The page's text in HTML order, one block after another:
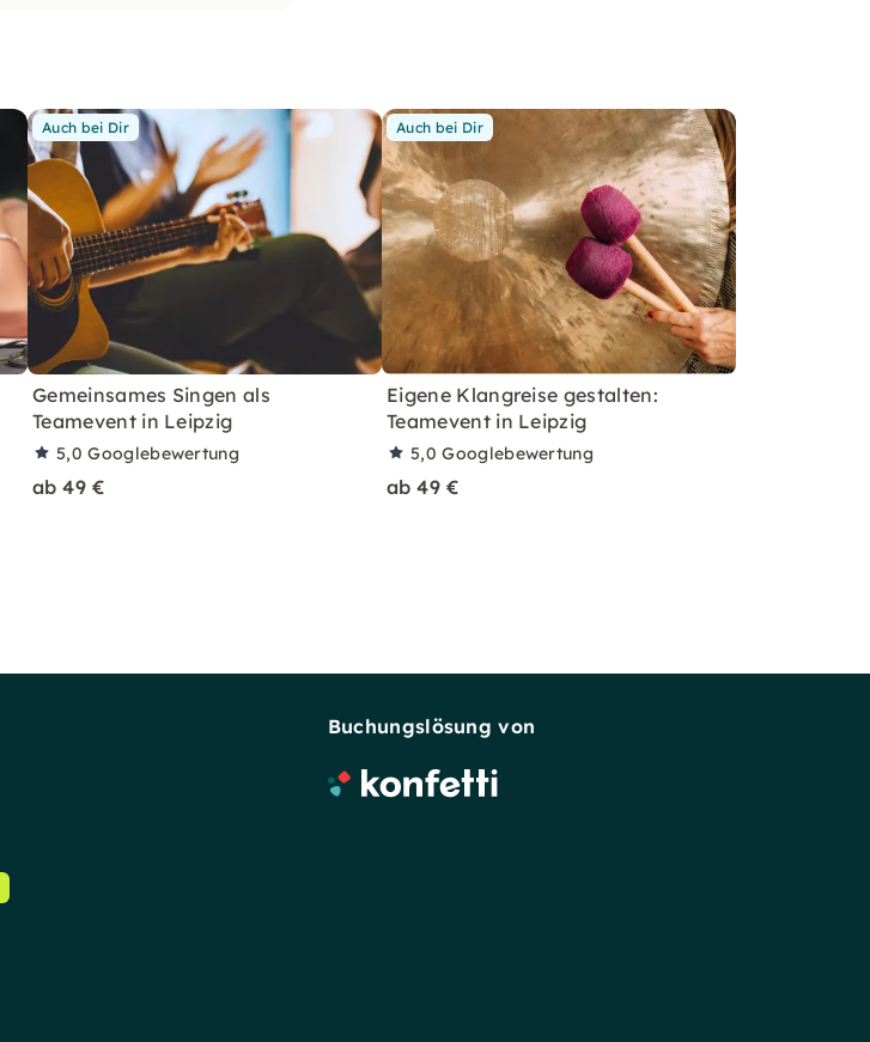
Auch bei Dir
Gemeinsames Singen als
Teamevent in Leipzig
5,0Googlebewertung
ab 49 €
Auch bei Dir
Eigene Klangreise gestalten:
Teamevent in Leipzig
5,0Googlebewertung
ab 49 €
Buchungslösung von